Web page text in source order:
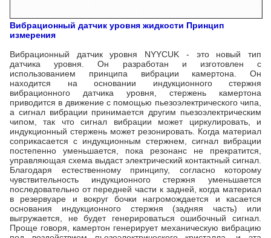
Вибрационный датчик уровня жидкости Принцип
измерения
Вибрационный датчик уровня NYYCUK - это новый тип
датчика уровня. Он разработан и изготовлен с
использованием принципа вибрации камертона. Он
находится на основании индукционного стержня
вибрационного датчика уровня, стержень камертона
приводится в движение с помощью пьезоэлектрического чипа,
а сигнал вибрации принимается другим пьезоэлектрическим
чипом, так что сигнал вибрации может циркулировать, и
индукционный стержень может резонировать. Когда материал
соприкасается с индукционным стержнем, сигнал вибрации
постепенно уменьшается, пока резонанс не прекратится,
управляющая схема выдаст электрический контактный сигнал.
Благодаря естественному принципу, согласно которому
чувствительность индукционного стержня уменьшается
последовательно от передней части к задней, когда материал
в резервуаре и вокруг бочки нагромождается и касается
основания индукционного стержня (задняя часть) или
выгружается, не будет генерироваться ошибочный сигнал.
Проще говоря, камертон генерирует механическую вибрацию